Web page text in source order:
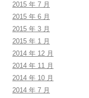
2015 年 7 月
2015 年 6 月
2015 年 3 月
2015 年 1 月
2014 年 12 月
2014 年 11 月
2014 年 10 月
2014 年 7 月